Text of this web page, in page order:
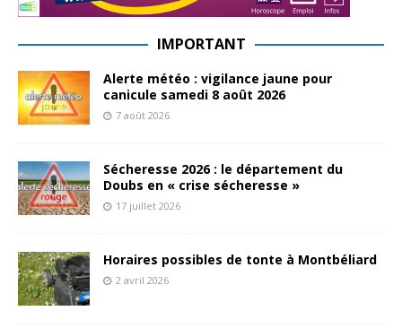
IMPORTANT
Alerte météo : vigilance jaune pour
canicule samedi 8 août 2026
7 août 2026
Sécheresse 2026 : le département du
Doubs en « crise sécheresse »
17 juillet 2026
Horaires possibles de tonte à Montbéliard
2 avril 2026